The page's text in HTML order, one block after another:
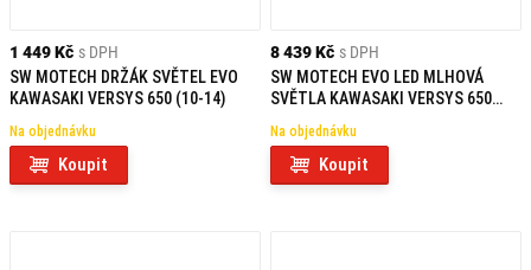
1 449 Kč s DPH
SW MOTECH DRŽÁK SVĚTEL EVO
KAWASAKI VERSYS 650 (10-14)
Na objednávku
Koupit
8 439 Kč s DPH
SW MOTECH EVO LED MLHOVÁ
SVĚTLA KAWASAKI VERSYS 650
Na objednávku
Koupit